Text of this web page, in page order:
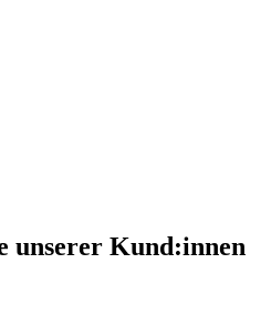
unserer Kund:innen